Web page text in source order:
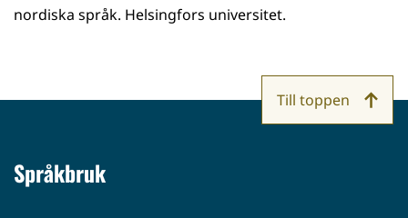
nordiska språk. Helsingfors universitet.
Språkbruk
Till toppen